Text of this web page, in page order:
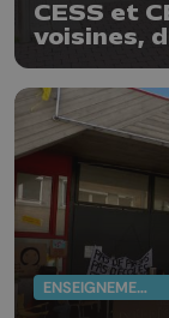
CESS et
voisines,
ENSEIGNEMENT